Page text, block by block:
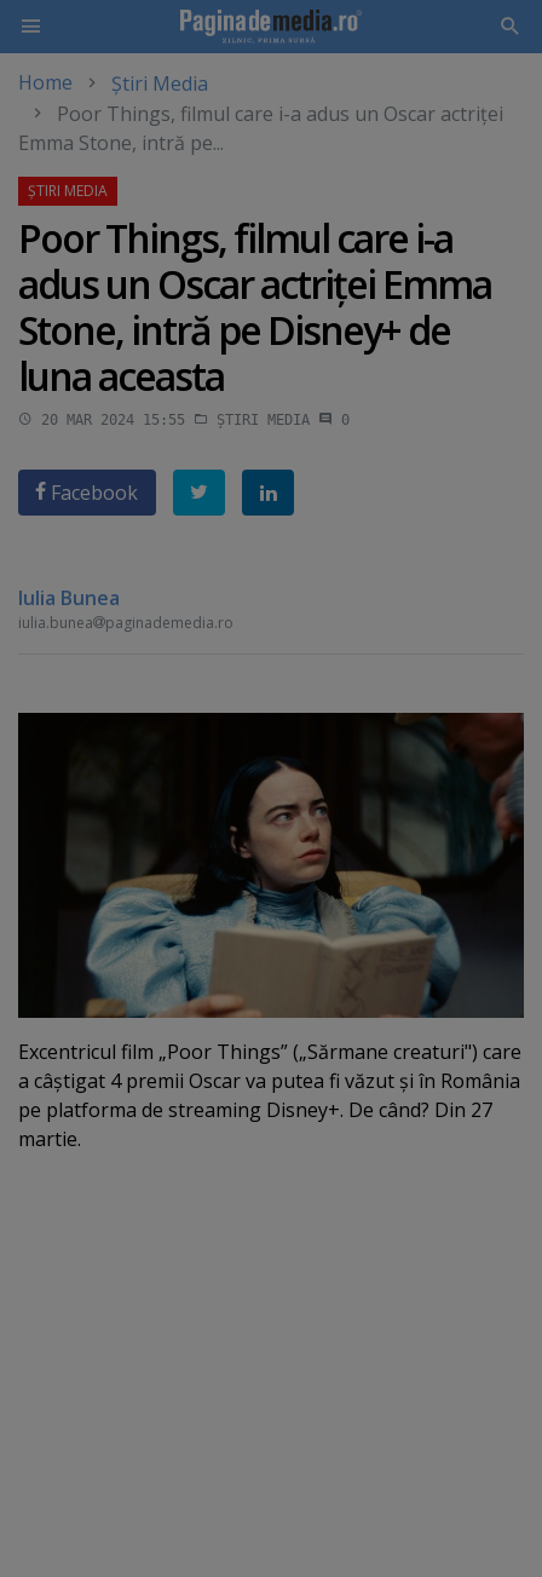
main
content
Home
Știri Media
Poor Things, filmul care i-a adus un Oscar actriţei
Emma Stone, intră pe...
Poor Things, filmul care i-a
adus un Oscar actriţei Emma
Stone, intră pe Disney+ de
luna aceasta
20 MAR 2024 15:55 ȘTIRI MEDIA 0
Facebook
Iulia Bunea
iulia.bunea paginademedia.ro
Excentricul film „Poor Things” („Sărmane creaturi") care
a câştigat 4 premii Oscar va putea fi văzut şi în România
pe platforma de streaming Disney+. De când? Din 27
martie.